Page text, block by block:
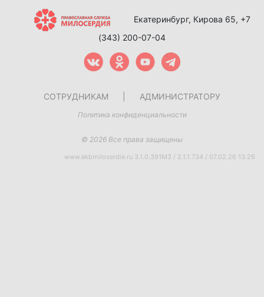
Екатеринбург, Кирова 65, +7
(343) 200-07-04
СОТРУДНИКАМ АДМИНИСТРАТОРУ
Политика конфиденциальности
© 2026 Все права защищены
www.ekbmiloserdie.ru 3.1.0.391M3 / 2.1.1.734 / 07.02.26 13:26